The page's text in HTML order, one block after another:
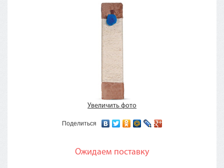
Увеличить фото
Поделиться
Ожидаем поставку